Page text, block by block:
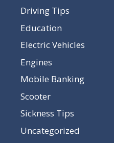
Driving Tips
Education
Electric Vehicles
Engines
Mobile Banking
Scooter
Sickness Tips
Uncategorized